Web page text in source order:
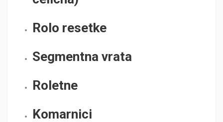
Rolo resetke
Segmentna vrata
Roletne
Komarnici